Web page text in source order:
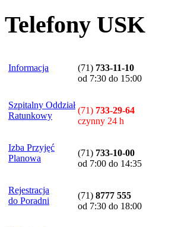
Telefony USK
Informacja (71) 733-11-10
od 7:30 do 15:00
Szpitalny Oddział
Ratunkowy
(71) 733-29-64
czynny 24 h
Izba Przyjęć
Planowa
(71) 733-10-00
od 7:00 do 14:35
Rejestracja
do Poradni
(71) 8777 555
od 7:30 do 18:00